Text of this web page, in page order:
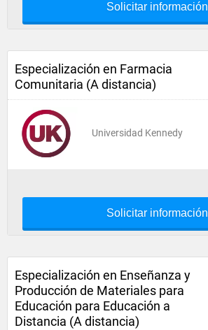
Solicitar información
Especialización en Farmacia
Comunitaria (A distancia)
Universidad Kennedy
Solicitar información
Especialización en Enseñanza y
Producción de Materiales para
Educación para Educación a
Distancia (A distancia)